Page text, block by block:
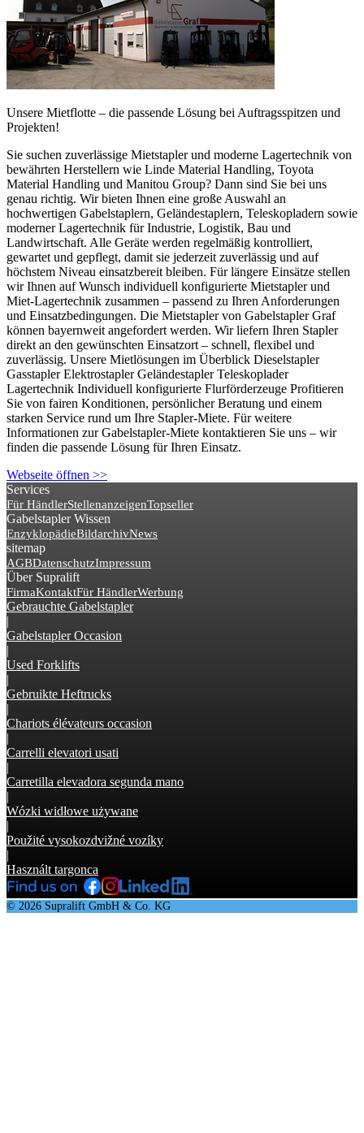
Unsere Mietflotte – die passende Lösung bei Auftragsspitzen und
Projekten!
Sie suchen zuverlässige Mietstapler und moderne Lagertechnik von
bewährten Herstellern wie Linde Material Handling, Toyota
Material Handling und Manitou Group? Dann sind Sie bei uns
genau richtig. Wir bieten Ihnen eine große Auswahl an
hochwertigen Gabelstaplern, Geländestaplern, Teleskopladern sowie
moderner Lagertechnik für Industrie, Logistik, Bau und
Landwirtschaft. Alle Geräte werden regelmäßig kontrolliert,
gewartet und gepflegt, damit sie jederzeit zuverlässig und auf
höchstem Niveau einsatzbereit bleiben. Für längere Einsätze stellen
wir Ihnen auf Wunsch individuell konfigurierte Mietstapler und
Miet-Lagertechnik zusammen – passend zu Ihren Anforderungen
und Einsatzbedingungen. Die Mietstapler von Gabelstapler Graf
können bayernweit angefordert werden. Wir liefern Ihren Stapler
direkt an den gewünschten Einsatzort – schnell, flexibel und
zuverlässig. Unsere Mietlösungen im Überblick Dieselstapler
Gasstapler Elektrostapler Geländestapler Teleskoplader
Lagertechnik Individuell konfigurierte Flurförderzeuge Profitieren
Sie von fairen Konditionen, persönlicher Beratung und einem
starken Service rund um Ihre Stapler-Miete. Für weitere
Informationen zur Gabelstapler-Miete kontaktieren Sie uns – wir
finden die passende Lösung für Ihren Einsatz.
Webseite öffnen >>
Services
Für HändlerStellenanzeigenTopseller
Gabelstapler Wissen
EnzyklopädieBildarchivNews
sitemap
AGBDatenschutzImpressum
Über Supralift
FirmaKontaktFür HändlerWerbung
Gebrauchte Gabelstapler
|
Gabelstapler Occasion
|
Used Forklifts
|
Gebruikte Heftrucks
|
Chariots élévateurs occasion
|
Carrelli elevatori usati
|
Carretilla elevadora segunda mano
|
Wózki widłowe używane
|
Použité vysokozdvižné vozíky
|
Használt targonca
© 2026 Supralift GmbH & Co. KG